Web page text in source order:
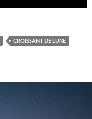
CROISSANT DE LUNE